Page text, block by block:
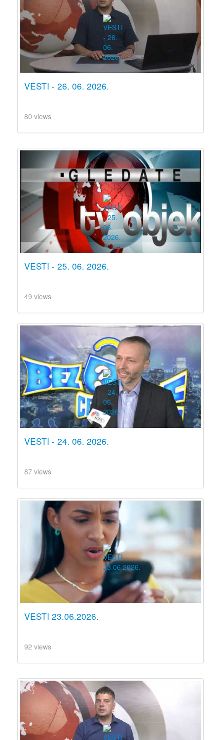
VESTI - 26. 06. 2026.
80 views
VESTI - 25. 06. 2026.
49 views
VESTI - 24. 06. 2026.
87 views
VESTI 23.06.2026.
92 views